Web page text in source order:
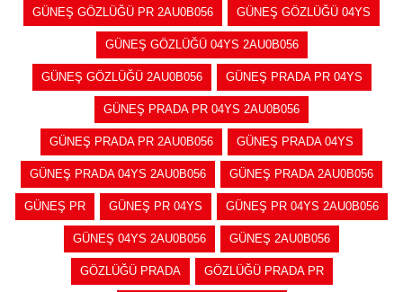
GÜNEŞ GÖZLÜĞÜ PR 2AU0B056 GÜNEŞ GÖZLÜĞÜ 04YS
GÜNEŞ GÖZLÜĞÜ 04YS 2AU0B056
GÜNEŞ GÖZLÜĞÜ 2AU0B056 GÜNEŞ PRADA PR 04YS
GÜNEŞ PRADA PR 04YS 2AU0B056
GÜNEŞ PRADA PR 2AU0B056 GÜNEŞ PRADA 04YS
GÜNEŞ PRADA 04YS 2AU0B056 GÜNEŞ PRADA 2AU0B056
GÜNEŞ PR GÜNEŞ PR 04YS GÜNEŞ PR 04YS 2AU0B056
GÜNEŞ 04YS 2AU0B056 GÜNEŞ 2AU0B056
GÖZLÜĞÜ PRADA GÖZLÜĞÜ PRADA PR